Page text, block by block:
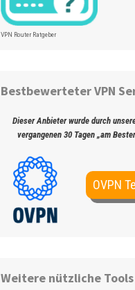
VPN Router Ratgeber
Bestbewerteter VPN
Dieser Anbieter wurde durch
vergangenen 30 Tagen „am
OVPN
Weitere nützliche Tools